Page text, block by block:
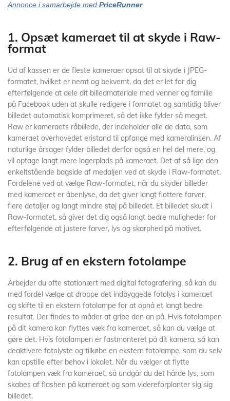
Annonce i samarbejde med PriceRunner
1. Opsæt kameraet til at skyde i Raw-
format
Ud af kassen er de fleste kameraer opsat til at skyde i JPEG-
formatet, hvilket er nemt og bekvemt, da det er let for dig
efterfølgende at dele dit billedmateriale med venner og familie
på Facebook uden at skulle redigere i formatet og samtidig bliver
billedet automatisk komprimeret, så det ikke fylder så meget.
Raw er kameraets råbillede, der indeholder alle de data, som
kameraet overhovedet eristand til opfange med kameralinsen. Af
naturlige årsager fylder billedet derfor også en hel del mere, og
vil optage langt mere lagerplads på kameraet. Det af så lige den
enkeltstående bagside af medaljen ved at skyde i Raw-formatet.
Fordelene ved at vælge Raw-formatet, når du skyder billeder
med kameraet er åbenlyse, da det giver langt flottere farver,
flere detaljer og langt mindre støj på billedet. Et billedet skudt i
Raw-formatet, så giver det dig også langt bedre muligheder for
efterfølgende at justere farver, lys og skarphed på motivet.
2. Brug af en ekstern fotolampe
Arbejder du ofte stationært med digital fotografering, så kan du
med fordel vælge at droppe det indbyggede fotolys i kameraet
og skifte til en ekstern fotolampe for at opnå et langt bedre
resultat. Der findes to måder at gribe den an på. Hvis fotolampen
på dit kamera kan flyttes væk fra kameraet, så kan du vælge at
gøre det. Hvis fotolampen er fastmonteret på dit kamera, så kan
deaktivere fotolyste og tilkøbe en ekstern fotolampe, som du selv
kan opstille efter behov i lokalet. Når du vælger at flytte
fotolampen væk fra kameraet, så undgår du det hårde lys, som
skabes af flashen på kameraet og som videreforplanter sig sig
billedet.